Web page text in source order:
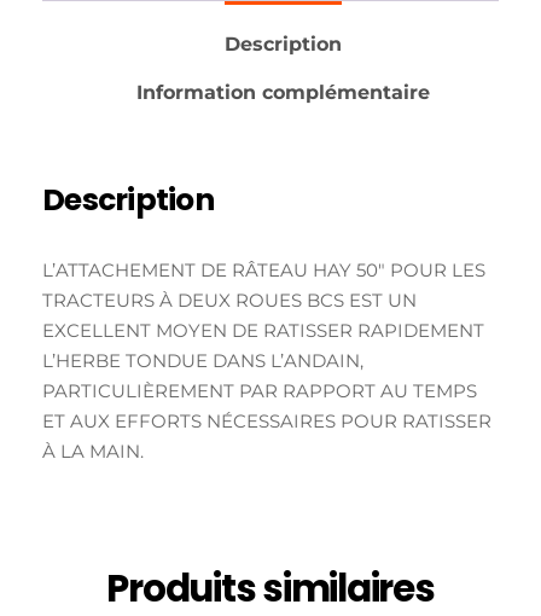
Description
Information complémentaire
Description
L’ATTACHEMENT DE RÂTEAU HAY 50″ POUR LES
TRACTEURS À DEUX ROUES BCS EST UN
EXCELLENT MOYEN DE RATISSER RAPIDEMENT
L’HERBE TONDUE DANS L’ANDAIN,
PARTICULIÈREMENT PAR RAPPORT AU TEMPS
ET AUX EFFORTS NÉCESSAIRES POUR RATISSER
À LA MAIN.
Produits similaires